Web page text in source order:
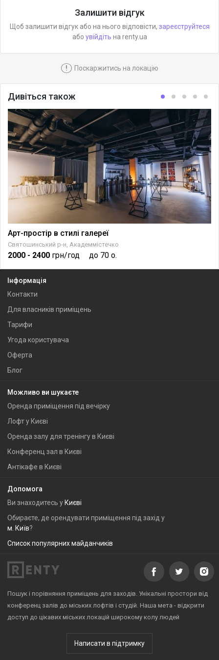
Залишити відгук
Щоб залишити відгук або на нього відповісти, зареєструйтеся
або увійдіть на renty.ua
! Поскаржитись на локацію
Дивіться також
Арт-простір в стилі галереї
Святошинський р-н, Академмістечко
2000 - 2400 грн/год до 70 о.
Інформація
Контакти
Для власників приміщень
Тарифи
Угода користувача
Оферта
Блог
Можливо ви шукаєте
Оренда приміщення під вечірку
Лофт у Києві
Оренда залу для тренінгу в Києві
Конференц зал в Києві
Антікафе в Києві
Допомога
Ви знаходитесь у Києві
Обираєте, де орендувати приміщення під захід у
м. Київ?
Список популярних майданчиків
Пошук і порівняння приміщень для заходів. Унікальні простори від
конференц залів до міських лофтів і студій. Наша мета - відкрити
доступ до цікавих міських локацій широкому колу людей
Написати в підтримку